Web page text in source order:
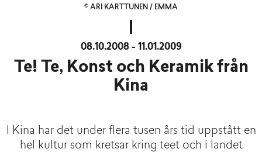
© ARI KARTTUNEN / EMMA
08.10.2008 - 11.01.2009
Te! Te, Konst och Keramik från
Kina
I Kina har det under flera tusen års tid uppstått en
hel kultur som kretsar kring teet och i landet